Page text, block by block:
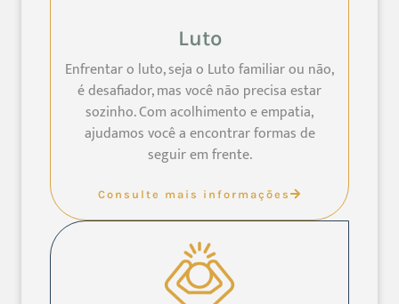
Luto
Enfrentar o luto, seja o Luto familiar ou não,
é desafiador, mas você não precisa estar
sozinho. Com acolhimento e empatia,
ajudamos você a encontrar formas de
seguir em frente.
Consulte mais informações